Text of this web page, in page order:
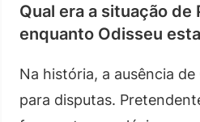
Qual era a situação de
enquanto Odisseu
Na história, a ausência
para disputas.